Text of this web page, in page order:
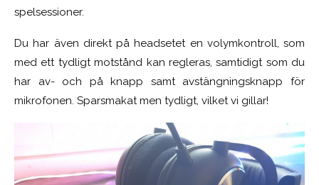
spelsessioner.
Du har även direkt på headsetet en volymkontroll, som
med ett tydligt motstånd kan regleras, samtidigt som du
har av- och på knapp samt avstängningsknapp för
mikrofonen. Sparsmakat men tydligt, vilket vi gillar!